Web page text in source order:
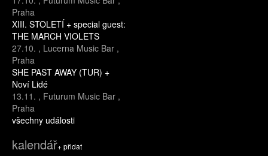
Praha
XIII. STOLETÍ + special guest:
THE MARCH VIOLETS
27.10. , Lucerna Music Bar ,
Praha
SHE PAST AWAY (TUR) +
Noví Lidé
13.11. , Futurum Music Bar ,
Praha
všechny události
kalendář+ přidat